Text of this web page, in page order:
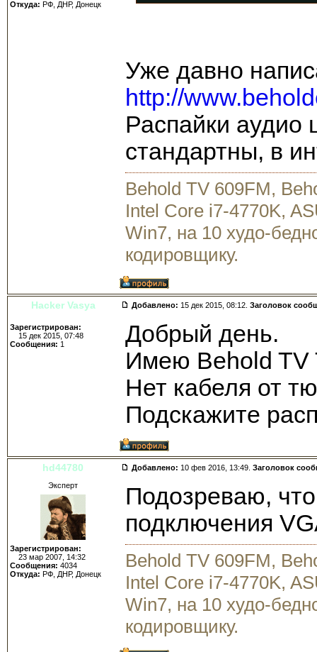
Откуда: РФ, ДНР, Донецк
Уже давно
http://
Распайки аудио
стандартны, в
Behold TV 609FM,
Intel Core i7-4770K,
Win7, на 10 худо-
кодировщику.
Hacker Vasya Добавлено: 15 дек 2015, 08:12. Заголовок
Зарегистрирован:
15 дек 2015, 07:48
Сообщения: 1
Добрый день.
Имею Behold TV
Нет кабеля от
Подскажите
hd44780 Добавлено: 10 фев 2016, 13:49. Заголовок
Эксперт
Зарегистрирован:
23 мар 2007, 14:32
Сообщения: 4034
Откуда: РФ, ДНР, Донецк
Подозреваю,
подключения
Behold TV 609FM,
Intel Core i7-4770K,
Win7, на 10 худо-
кодировщику.